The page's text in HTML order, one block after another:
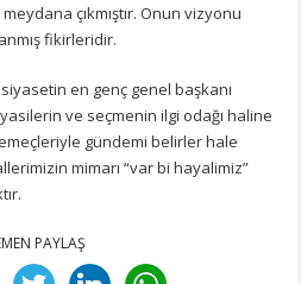
çıkmıştır. Onun vizyonu
fikirleridir.
en genç genel başkanı
ve seçmenin ilgi odağı haline
gündemi belirler hale
mimarı “var bi hayalimiz”
PAYLAŞ